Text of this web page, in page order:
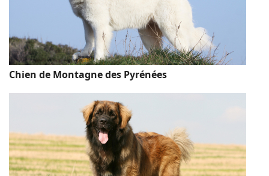
Chien de Montagne des Pyrénées